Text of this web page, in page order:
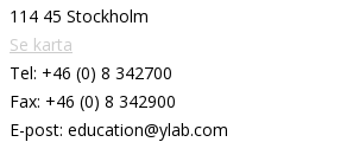
114 45 Stockholm
Se karta
Tel: +46 (0) 8 342700
Fax: +46 (0) 8 342900
E-post: education@ylab.com